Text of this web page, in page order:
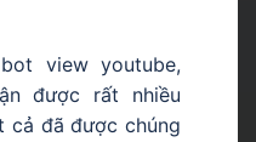
view youtube,
được rất nhiều
cả đã được chúng